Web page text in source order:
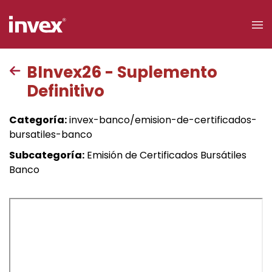
Acceso a
Buscar
Personas
BInvex26 - Suplemento
Definitivo
Categoría:invex-banco/emision-de-certificados-
bursatiles-banco
Subcategoría: Emisión de Certificados Bursátiles
Banco